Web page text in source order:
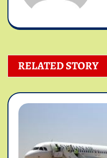
RELATED STORY